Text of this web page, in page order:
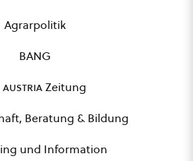
Agrarpolitik
BANG
austriaZeitung
Beratung & Bildung
und Information